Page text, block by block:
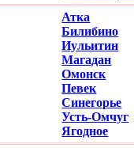
Атка
Билибино
Иульитин
Магадан
Омонск
Певек
Синегорье
Усть-Омчуг
Ягодное